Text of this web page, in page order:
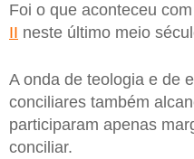
Foi o que aconteceu
II neste último meio
A onda de teologia e de
conciliares também
participaram apenas
conciliar.